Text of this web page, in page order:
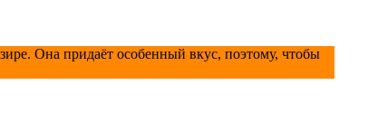
Она придаёт особенный вкус, поэтому, чтобы